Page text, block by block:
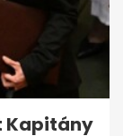
Kapitány